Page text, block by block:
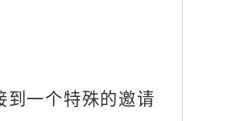
到一个特殊的邀请